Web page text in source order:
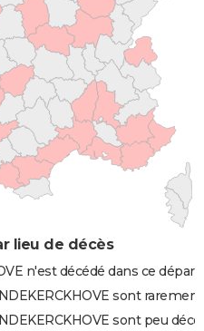
lieu de décès
n'est décédé dans ce
sont
sont peu